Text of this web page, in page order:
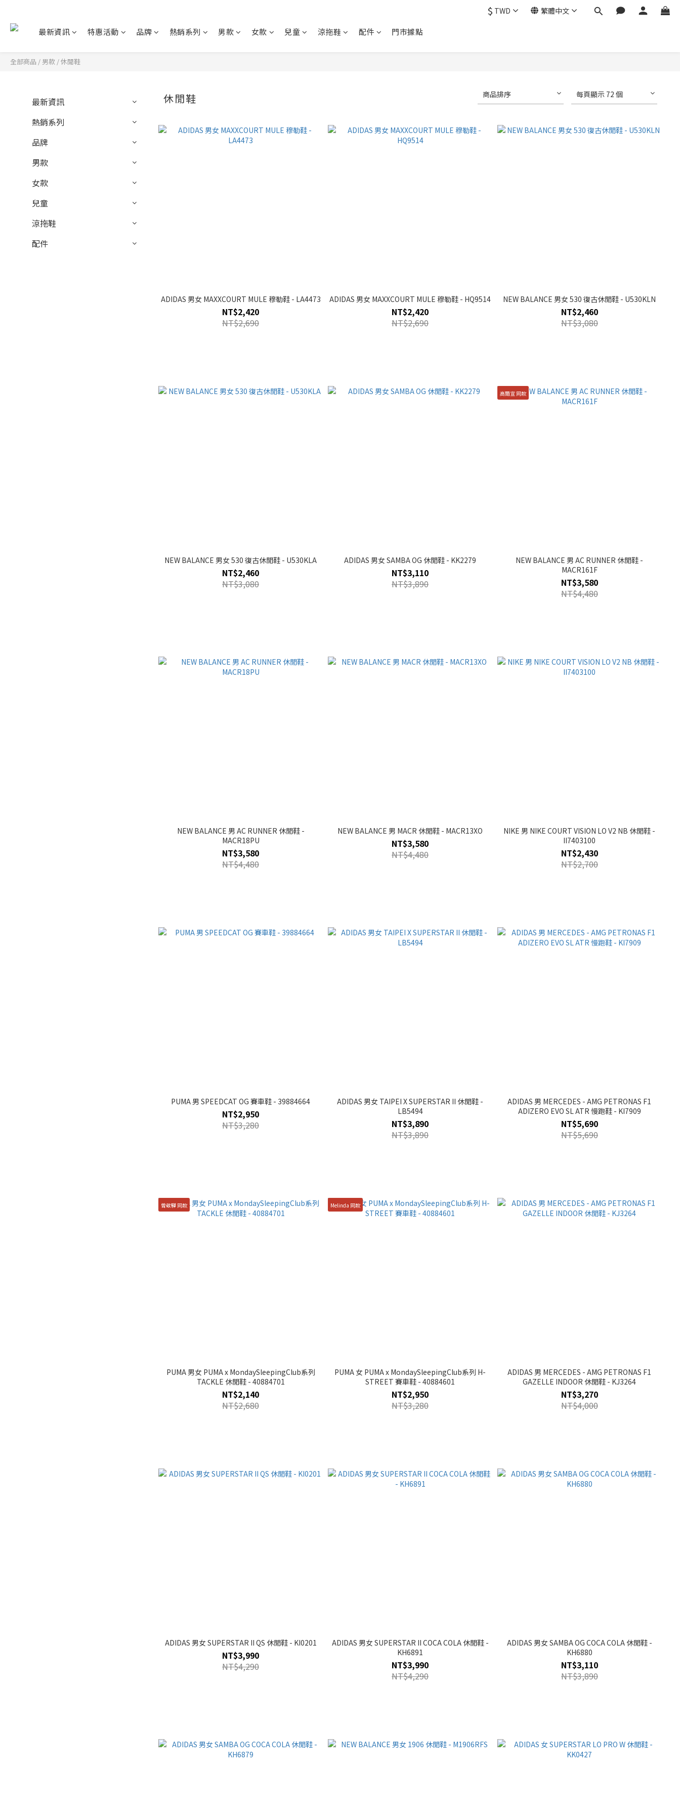
$ TWD 繁體中文
最新資訊 特惠活動 品牌 熱銷系列 男款 女款 兒童 涼拖鞋 配件 門市據點
全部商品 / 男款 /休閒鞋
最新資訊
熱銷系列
品牌
男款
女款
兒童
涼拖鞋
配件
休閒鞋 商品排序 每頁顯示 72 個
ADIDAS 男女 MAXXCOURT MULE 穆勒鞋 - LA4473
NT$2,420
NT$2,690
ADIDAS 男女 MAXXCOURT MULE 穆勒鞋 - HQ9514
NT$2,420
NT$2,690
NEW BALANCE 男女 530 復古休閒鞋 - U530KLN
NT$2,460
NT$3,080
NEW BALANCE 男女 530 復古休閒鞋 - U530KLA
NT$2,460
NT$3,080
ADIDAS 男女 SAMBA OG 休閒鞋 - KK2279
NT$3,110
NT$3,890
高爾宣 同款
NEW BALANCE 男 AC RUNNER 休閒鞋 -
MACR161F
NT$3,580
NT$4,480
NEW BALANCE 男 AC RUNNER 休閒鞋 -
MACR18PU
NT$3,580
NT$4,480
NEW BALANCE 男 MACR 休閒鞋 - MACR13XO
NT$3,580
NT$4,480
NIKE 男 NIKE COURT VISION LO V2 NB 休閒鞋 -
II7403100
NT$2,430
NT$2,700
PUMA 男 SPEEDCAT OG 賽車鞋 - 39884664
NT$2,950
NT$3,280
ADIDAS 男女 TAIPEI X SUPERSTAR II 休閒鞋 -
LB5494
NT$3,890
NT$3,890
ADIDAS 男 MERCEDES - AMG PETRONAS F1
ADIZERO EVO SL ATR 慢跑鞋 - KI7909
NT$5,690
NT$5,690
曾敬驊 同款
PUMA 男女 PUMA x MondaySleepingClub系列
TACKLE 休閒鞋 - 40884701
NT$2,140
NT$2,680
Melinda 同款
PUMA 女 PUMA x MondaySleepingClub系列 H-
STREET 賽車鞋 - 40884601
NT$2,950
NT$3,280
ADIDAS 男 MERCEDES - AMG PETRONAS F1
GAZELLE INDOOR 休閒鞋 - KJ3264
NT$3,270
NT$4,000
ADIDAS 男女 SUPERSTAR II QS 休閒鞋 - KI0201
NT$3,990
NT$4,290
ADIDAS 男女 SUPERSTAR II COCA COLA 休閒鞋 -
KH6891
NT$3,990
NT$4,290
ADIDAS 男女 SAMBA OG COCA COLA 休閒鞋 -
KH6880
NT$3,110
NT$3,890